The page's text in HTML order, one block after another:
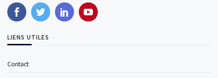
LIENS UTILES
Contact